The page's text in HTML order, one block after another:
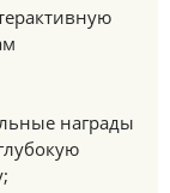
награды